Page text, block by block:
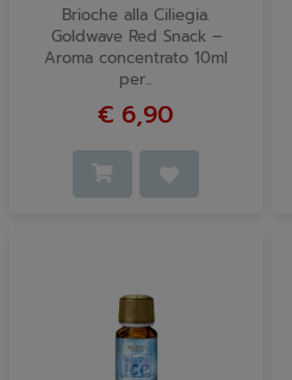
Brioche alla Ciliegia.
Goldwave Red Snack –
Aroma concentrato 10ml
per...
€ 6,90